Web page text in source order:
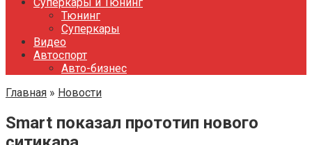
Тюнинг
Суперкары
Видео
Автоспорт
Авто-бизнес
Главная » Новости
Smart показал прототип нового